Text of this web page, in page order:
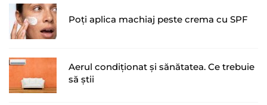
Poți aplica machiaj peste crema cu SPF
Aerul condiționat și sănătatea. Ce trebuie
să știi